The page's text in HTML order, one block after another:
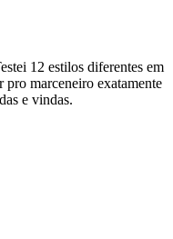
12 estilos diferentes em
pro marceneiro exatamente
e vindas.